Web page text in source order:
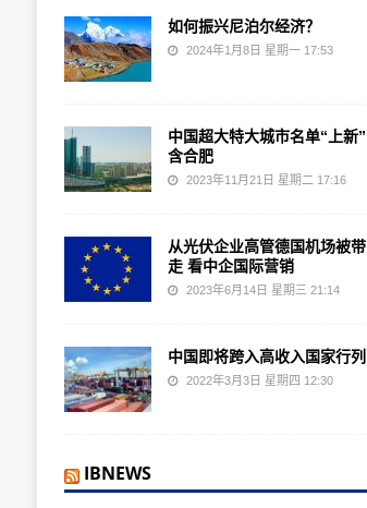
如何振兴尼泊尔经济？
2024年1月8日 星期一 17:53
中国超大特大城市名单“上新”
含合肥
2023年11月21日 星期二 17:16
从光伏企业高管德国机场被带
走 看中企国际营销
2023年6月14日 星期三 21:14
中国即将跨入高收入国家行列
2022年3月3日 星期四 12:30
IBNEWS